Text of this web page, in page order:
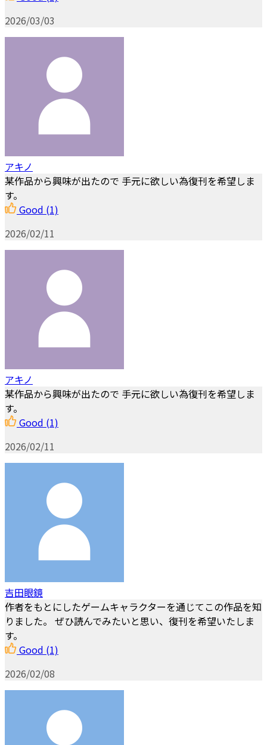
2026/03/03
アキノ
某作品から興味が出たので 手元に欲しい為復刊を希望しま
す。
Good (1)
2026/02/11
アキノ
某作品から興味が出たので 手元に欲しい為復刊を希望しま
す。
Good (1)
2026/02/11
吉田眼鏡
作者をもとにしたゲームキャラクターを通じてこの作品を知
りました。 ぜひ読んでみたいと思い、復刊を希望いたしま
す。
Good (1)
2026/02/08